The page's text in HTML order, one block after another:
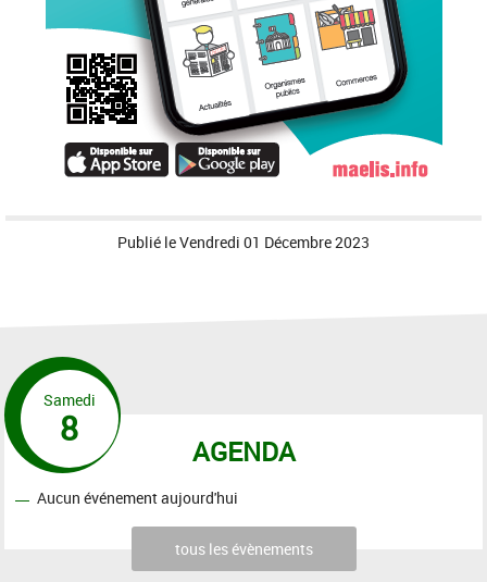
Publié leVendredi 01 Décembre 2023
AGENDA
Samedi
8
Aucun événement aujourd'hui
tous les évènements